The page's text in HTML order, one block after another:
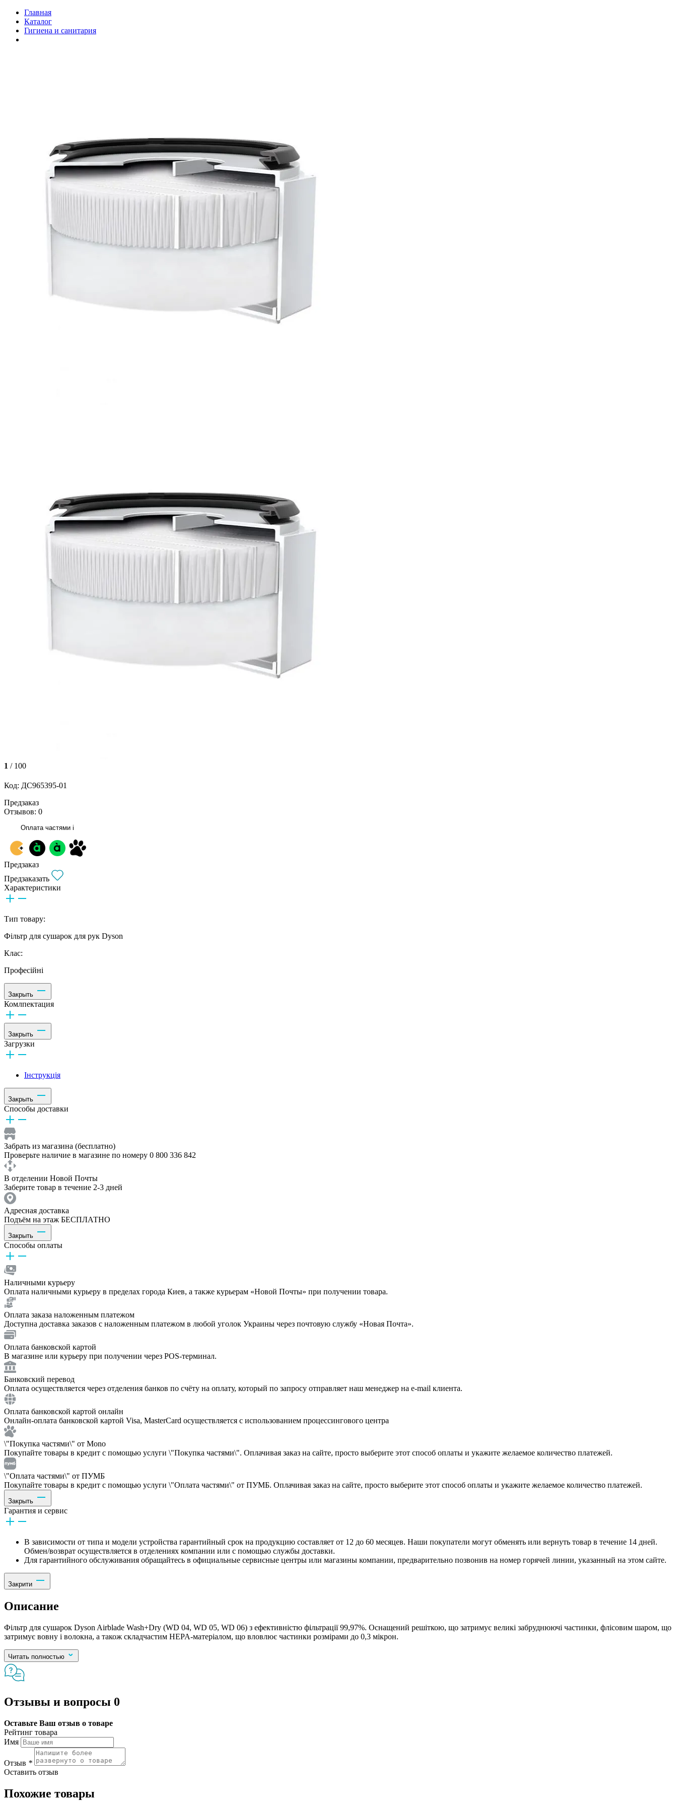
Главная
Каталог
Гигиена и санитария
1 / 100
Код: ДС965395-01
Предзаказ
Отзывов: 0
Оплата частями i
Предзаказ
Предзаказать
Характеристики
Тип товару:
Фільтр для сушарок для рук Dyson
Клас:
Професійні
Закрыть
Комлпектация
Закрыть
Загрузки
Інструкція
Закрыть
Способы доставки
Забрать из магазина (бесплатно)
Проверьте наличие в магазине по номеру 0 800 336 842
В отделении Новой Почты
Заберите товар в течение 2-3 дней
Адресная доставка
Подъём на этаж БЕСПЛАТНО
Закрыть
Способы оплаты
Наличными курьеру
Оплата наличными курьеру в пределах города Киев, а также курьерам «Новой Почты» при получении товара.
Оплата заказа наложенным платежом
Доступна доставка заказов с наложенным платежом в любой уголок Украины через почтовую службу «Новая Почта».
Оплата банковской картой
В магазине или курьеру при получении через POS-терминал.
Банковский перевод
Оплата осуществляется через отделения банков по счёту на оплату, который по запросу отправляет наш менеджер на e-mail клиента.
Оплата банковской картой онлайн
Онлайн-оплата банковской картой Visa, MasterCard осуществляется с использованием процессингового центра
\"Покупка частями\" от Mono
Покупайте товары в кредит с помощью услуги \"Покупка частями\". Оплачивая заказ на сайте, просто выберите этот способ оплаты и укажите желаемое количество платежей.
\"Оплата частями\" от ПУМБ
Покупайте товары в кредит с помощью услуги \"Оплата частями\" от ПУМБ. Оплачивая заказ на сайте, просто выберите этот способ оплаты и укажите желаемое количество платежей.
Закрыть
Гарантия и сервис
В зависимости от типа и модели устройства гарантийный срок на продукцию составляет от 12 до 60 месяцев. Наши покупатели могут обменять или вернуть товар в течение 14 дней.
Обмен/возврат осуществляется в отделениях компании или с помощью службы доставки.
Для гарантийного обслуживания обращайтесь в официальные сервисные центры или магазины компании, предварительно позвонив на номер горячей линии, указанный на этом сайте.
Закрити
Описание
Фільтр для сушарок Dyson Airblade Wash+Dry (WD 04, WD 05, WD 06) з ефективністю фільтрації 99,97%. Оснащений решіткою, що затримує великі забруднюючі частинки, флісовим шаром, що
затримує вовну і волокна, а також складчастим HEPA-матеріалом, що вловлює частинки розмірами до 0,3 мікрон.
Читать полностью
Отзывы и вопросы 0
Оставьте Ваш отзыв о товаре
Рейтинг товара
Имя
Отзыв *
Оставить отзыв
Похожие товары